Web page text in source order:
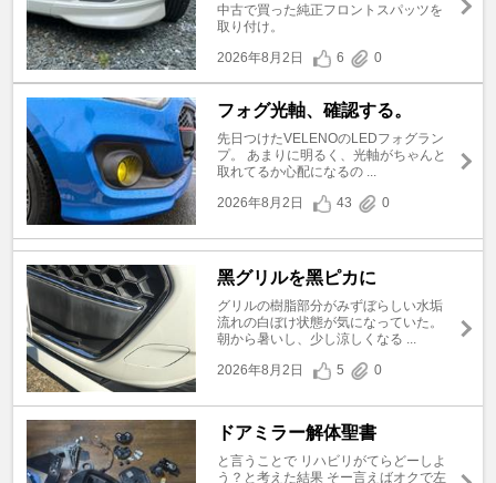
中古で買った純正フロントスパッツを
取り付け。
2026年8月2日
6 0
フォグ光軸、確認する。
先日つけたVELENOのLEDフォグラン
プ。 あまりに明るく、光軸がちゃんと
取れてるか心配になるの ...
2026年8月2日
43 0
黑グリルを黑ピカに
グリルの樹脂部分がみずぼらしい水垢
流れの白ぼけ状態が気になっていた。
朝から暑いし、少し涼しくなる ...
2026年8月2日
5 0
ドアミラー解体聖書
と言うことで リハビリがてらどーしよ
う？と考えた結果 そー言えばオクで左